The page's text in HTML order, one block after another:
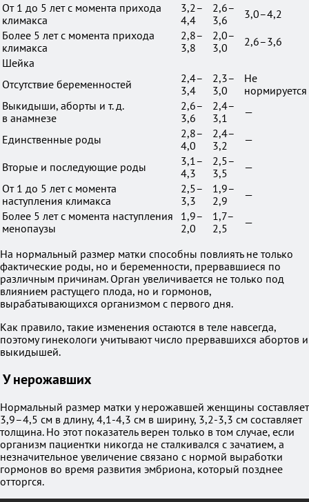
От 1 до 5 лет с момента прихода
климакса
3,2–
4,4
2,6–
3,6
3,0–4,2
Более 5 лет с момента прихода
климакса
2,8–
3,8
2,0–
3,0
2,6–3,6
Шейка
Отсутствие беременностей
2,4–
3,4
2,3–
3,0
Не
нормируется
Выкидыши, аборты и т. д.
в анамнезе
2,6–
3,6
2,4–
3,1
—
Единственные роды
2,8–
4,0
2,4–
3,2
—
Вторые и последующие роды
3,1–
4,3
2,5–
3,5
—
От 1 до 5 лет с момента
наступления климакса
2,5–
3,3
1,9–
2,9
—
Более 5 лет с момента наступления
менопаузы
1,9–
2,0
1,7–
2,5
—
На нормальный размер матки способны повлиять не только
фактические роды, но и беременности, прервавшиеся по
различным причинам. Орган увеличивается не только под
влиянием растущего плода, но и гормонов,
вырабатывающихся организмом с первого дня.
Как правило, такие изменения остаются в теле навсегда,
поэтому гинекологи учитывают число прервавшихся абортов и
выкидышей.
У нерожавших
Нормальный размер матки у нерожавшей женщины составляет
3,9–4,5 см в длину, 4,1-4,3 см в ширину, 3,2-3,3 см составляет
толщина. Но этот показатель верен только в том случае, если
организм пациентки никогда не сталкивался с зачатием, а
незначительное увеличение связано с нормой выработки
гормонов во время развития эмбриона, который позднее
отторгся.